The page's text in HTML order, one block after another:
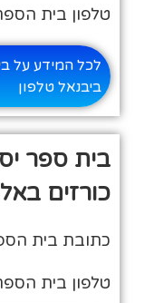
טלפון בית הספר: 04-
לכל המידע על
ביבנאל טלפון
בית ספר
כורזים
כתובת בית
טלפון בית הספר: 04-